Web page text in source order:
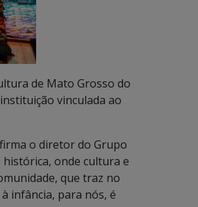
de Mato Grosso do
vinculada ao
o diretor do Grupo
onde cultura e
que traz no
infância, para nós, é